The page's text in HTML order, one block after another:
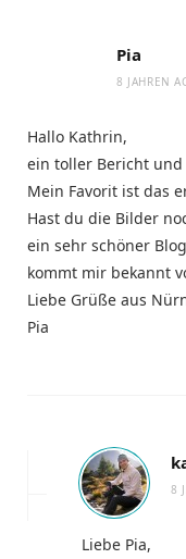
Pia
8 JAHREN
Hallo Kathrin,
ein toller Bericht
Mein Favorit ist das
Hast du die Bilder
ein sehr schöner
kommt mir bekannt
Liebe Grüße aus
Pia
8
Liebe Pia,